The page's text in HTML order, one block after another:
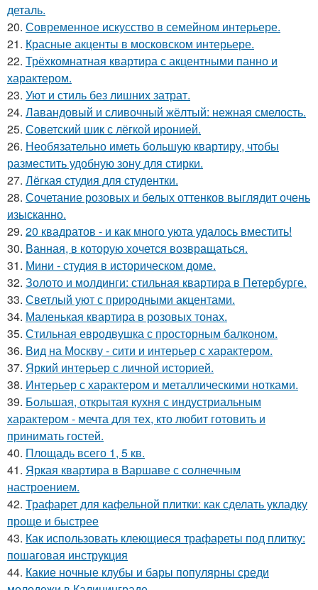
деталь.
20. Современное искусство в семейном интерьере.
21. Красные акценты в московском интерьере.
22. Трёхкомнатная квартира с акцентными панно и
характером.
23. Уют и стиль без лишних затрат.
24. Лавандовый и сливочный жёлтый: нежная смелость.
25. Советский шик с лёгкой иронией.
26. Необязательно иметь большую квартиру, чтобы
разместить удобную зону для стирки.
27. Лёгкая студия для студентки.
28. Сочетание розовых и белых оттенков выглядит очень
изысканно.
29. 20 квадратов - и как много уюта удалось вместить!
30. Ванная, в которую хочется возвращаться.
31. Мини - студия в историческом доме.
32. Золото и молдинги: стильная квартира в Петербурге.
33. Светлый уют с природными акцентами.
34. Маленькая квартира в розовых тонах.
35. Стильная евродвушка с просторным балконом.
36. Вид на Москву - сити и интерьер с характером.
37. Яркий интерьер с личной историей.
38. Интерьер с характером и металлическими нотками.
39. Большая, открытая кухня с индустриальным
характером - мечта для тех, кто любит готовить и
принимать гостей.
40. Площадь всего 1, 5 кв.
41. Яркая квартира в Варшаве с солнечным
настроением.
42. Трафарет для кафельной плитки: как сделать укладку
проще и быстрее
43. Как использовать клеющиеся трафареты под плитку:
пошаговая инструкция
44. Какие ночные клубы и бары популярны среди